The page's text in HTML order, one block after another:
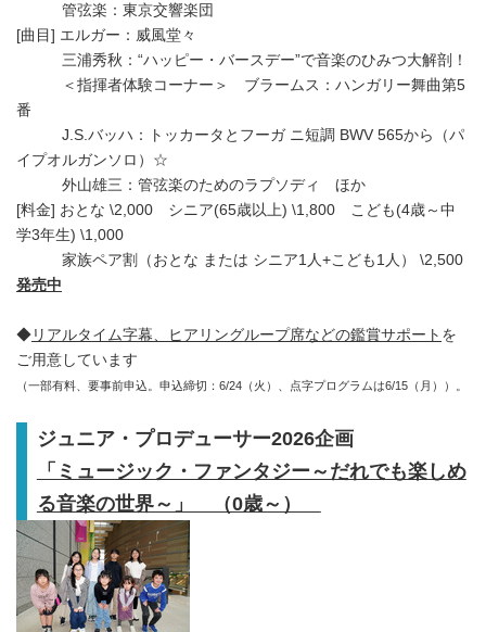
管弦楽：東京交響楽団
[曲目] エルガー：威風堂々
三浦秀秋：“ハッピー・バースデー”で音楽のひみつ大解剖！
＜指揮者体験コーナー＞ ブラームス：ハンガリー舞曲第5
番
J.S.バッハ：トッカータとフーガ ニ短調 BWV 565から（パ
イプオルガンソロ）☆
外山雄三：管弦楽のためのラプソディ ほか
[料金] おとな \2,000 シニア(65歳以上) \1,800 こども(4歳～中
学3年生) \1,000
家族ペア割（おとな または シニア1人+こども1人） \2,500
発売中
◆ リアルタイム字幕、ヒアリングループ席などの鑑賞サポート を
ご用意しています
（一部有料、要事前申込。申込締切：6/24（火）、点字プログラムは6/15（月））。
ジュニア・プロデューサー2026企画
「ミュージック・ファンタジー～だれでも楽しめ
る音楽の世界～」 （0歳～）